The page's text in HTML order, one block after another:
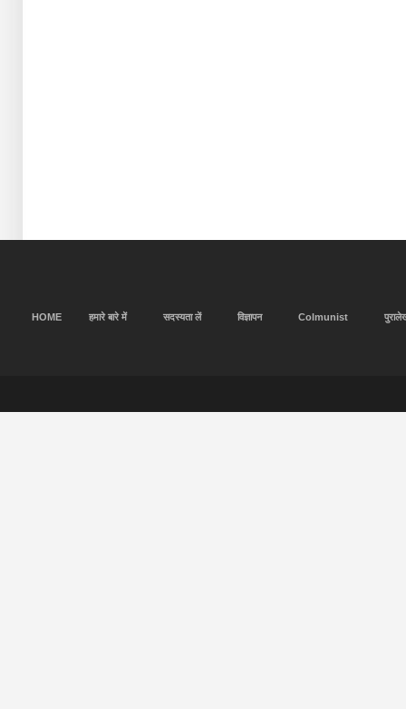
HOME हमारे बारे में सदस्यता लें विज्ञापन Colmunist